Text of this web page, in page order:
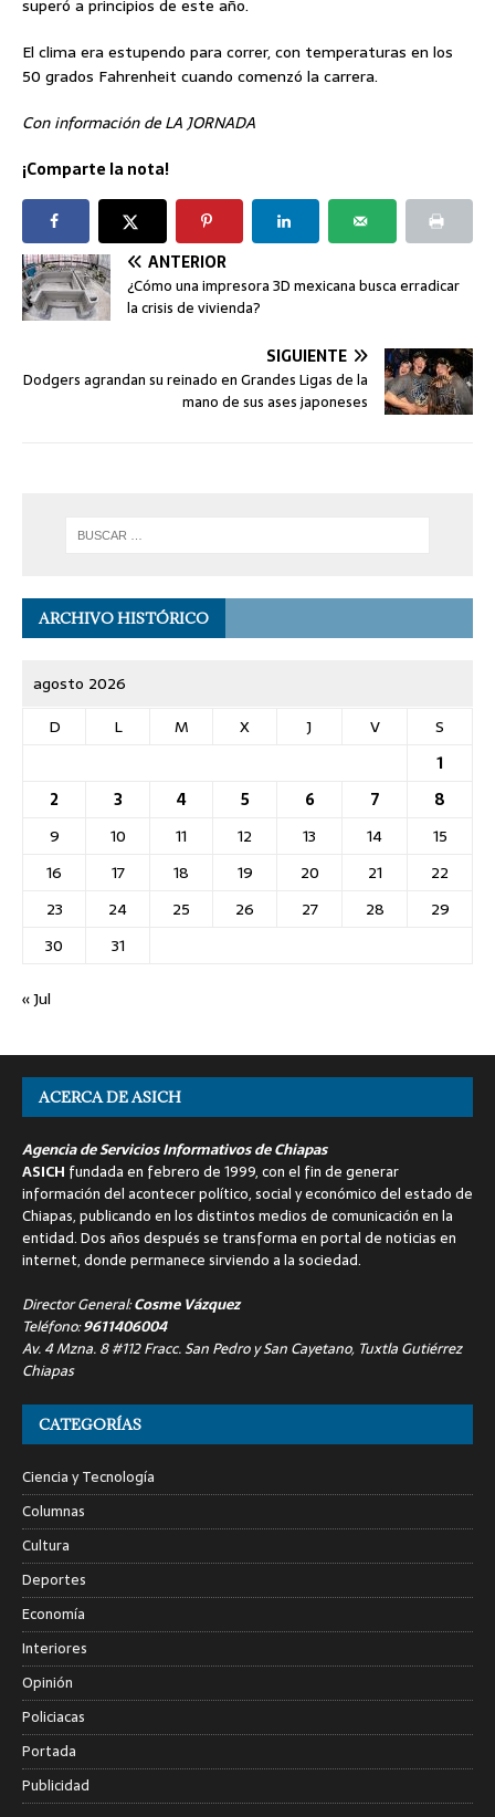
superó a principios de este año.
El clima era estupendo para correr, con temperaturas en los
50 grados Fahrenheit cuando comenzó la carrera.
Con información de LA JORNADA
¡Comparte la nota!
ANTERIOR
¿Cómo una impresora 3D mexicana busca erradicar
la crisis de vivienda?
SIGUIENTE
Dodgers agrandan su reinado en Grandes Ligas de la
mano de sus ases japoneses
ARCHIVO HISTÓRICO
agosto 2026
D
L M X J V
S
1
2
3 4 5 6 7
8
9
10 11 12 13 14
15
16
17 18 19 20 21
22
23
24 25 26 27 28
29
30
31
« Jul
ACERCA DE ASICH
Agencia de Servicios Informativos de Chiapas
ASICH fundada en febrero de 1999, con el fin de generar
información del acontecer político, social y económico del estado de
Chiapas, publicando en los distintos medios de comunicación en la
entidad. Dos años después se transforma en portal de noticias en
internet, donde permanece sirviendo a la sociedad.
Director General:Cosme Vázquez
Teléfono:9611406004
Av. 4 Mzna. 8 #112 Fracc. San Pedro y San Cayetano, Tuxtla Gutiérrez
Chiapas
CATEGORÍAS
Ciencia y Tecnología
Columnas
Cultura
Deportes
Economía
Interiores
Opinión
Policiacas
Portada
Publicidad